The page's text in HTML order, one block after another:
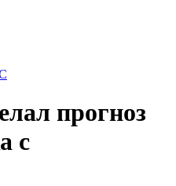
прогноз
с